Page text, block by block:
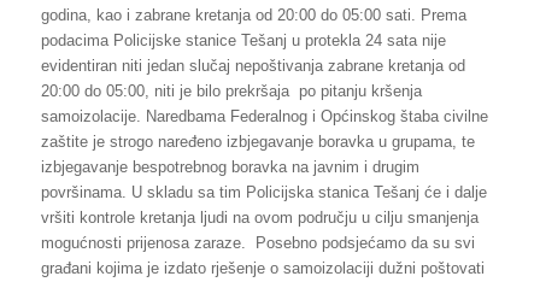
godina, kao i zabrane kretanja od 20:00 do 05:00 sati. Prema
podacima Policijske stanice Tešanj u protekla 24 sata nije
evidentiran niti jedan slučaj nepoštivanja zabrane kretanja od
20:00 do 05:00, niti je bilo prekršaja po pitanju kršenja
samoizolacije. Naredbama Federalnog i Općinskog štaba civilne
zaštite je strogo naređeno izbjegavanje boravka u grupama, te
izbjegavanje bespotrebnog boravka na javnim i drugim
površinama. U skladu sa tim Policijska stanica Tešanj će i dalje
vršiti kontrole kretanja ljudi na ovom području u cilju smanjenja
mogućnosti prijenosa zaraze. Posebno podsjećamo da su svi
građani kojima je izdato rješenje o samoizolaciji dužni poštovati